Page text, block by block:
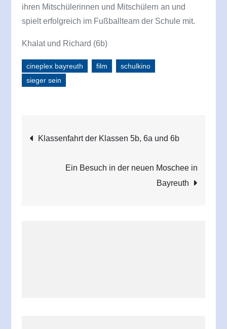
ihren Mitschülerinnen und Mitschülern an und
spielt erfolgreich im Fußballteam der Schule mit.
Khalat und Richard (6b)
cineplex bayreuth film
schulkino
sieger sein
Beitragsnavigation
Klassenfahrt der Klassen 5b, 6a und 6b
Ein Besuch in der neuen Moschee in
Bayreuth